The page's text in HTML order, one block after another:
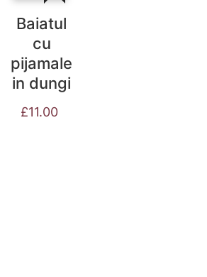
Baiatul
cu
pijamale
in dungi
£11.00